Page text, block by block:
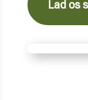
Lad os